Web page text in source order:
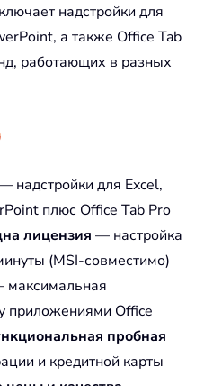
надстройки для
а также Office Tab
работающих в разных
надстройки для Excel,
плюс Office Tab Pro
лицензия — настройка
(MSI-совместимо)
приложениями Office
пробная
и кредитной карты